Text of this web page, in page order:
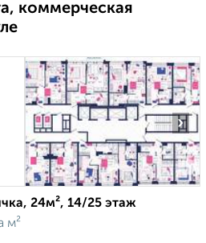
коммерческая
›
24м², 14/25 этаж
м²